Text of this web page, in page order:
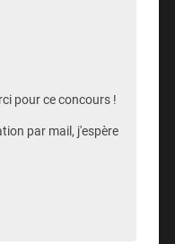
pour ce concours !
par mail, j'espère